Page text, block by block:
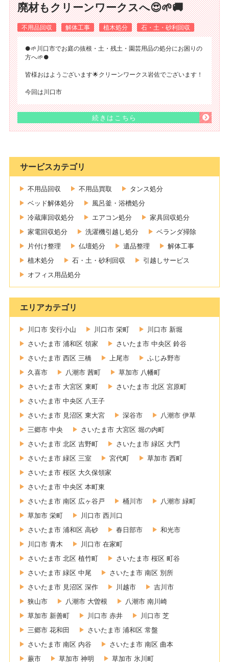
廃材もクリーンワークスへ😍🌱🚚
不用品回収 解体工事 植木処分 石・土・砂利回収
●🌱川口市でお庭の抜根・土・残土・園芸用品の処分にお困りの
方へ🌱●
皆様おはようございます🌟クリーンワークス岩佐でございます！
今回は川口市
続きはこちら
サービスカテゴリ
不用品回収 不用品買取
タンス処分
ベッド解体処分
風呂釜・浴槽処分
冷蔵庫回収処分
エアコン処分
家具回収処分
家電回収処分
洗濯機引越し処分
ベランダ掃除
片付け整理
仏壇処分 遺品整理
解体工事
植木処分
石・土・砂利回収
引越しサービス
オフィス用品処分
エリアカテゴリ
川口市 安行小山 川口市 栄町
川口市 新堀
さいたま市 浦和区 領家
さいたま市 中央区 鈴谷
さいたま市 西区 三橋
上尾市
ふじみ野市
久喜市
八潮市 茜町
草加市 八幡町
さいたま市 大宮区 東町
さいたま市 北区 宮原町
さいたま市 中央区 八王子
さいたま市 見沼区 東大宮
深谷市
八潮市 伊草
三郷市 中央
さいたま市 大宮区 堀の内町
さいたま市 北区 吉野町
さいたま市 緑区 大門
さいたま市 緑区 三室
宮代町
草加市 西町
さいたま市 桜区 大久保領家
さいたま市 中央区 本町東
さいたま市 南区 広ヶ谷戸
桶川市
八潮市 緑町
草加市 栄町
川口市 西川口
さいたま市 浦和区 高砂
春日部市
和光市
川口市 青木
川口市 在家町
さいたま市 北区 植竹町
さいたま市 桜区 町谷
さいたま市 緑区 中尾
さいたま市 南区 別所
さいたま市 見沼区 深作
川越市
吉川市
狭山市
八潮市 大曽根
八潮市 南川崎
草加市 新善町
川口市 赤井
川口市 芝
三郷市 花和田
さいたま市 浦和区 常盤
さいたま市 南区 内谷
さいたま市 南区 曲本
蕨市
草加市 神明 草加市 氷川町